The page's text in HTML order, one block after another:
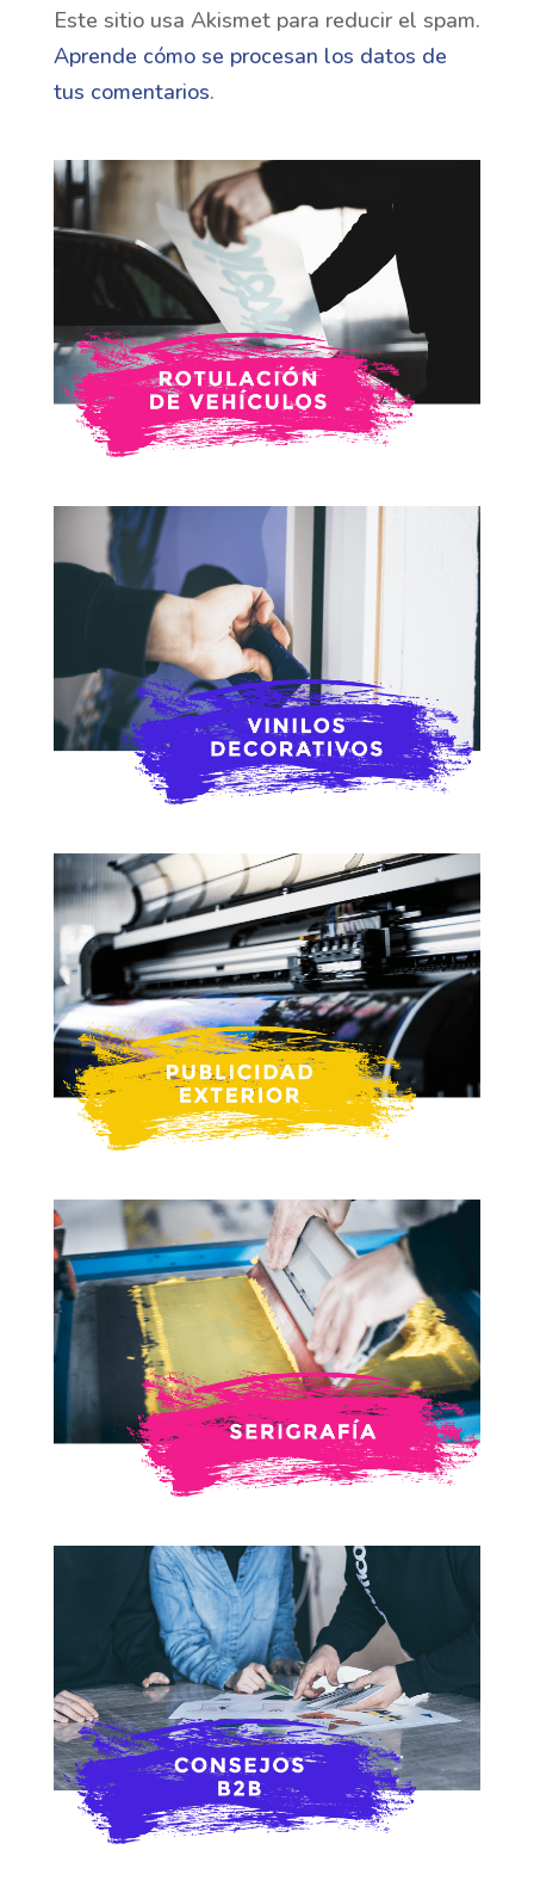
Este sitio usa Akismet para reducir el spam.
Aprende cómo se procesan los datos de
tus comentarios.